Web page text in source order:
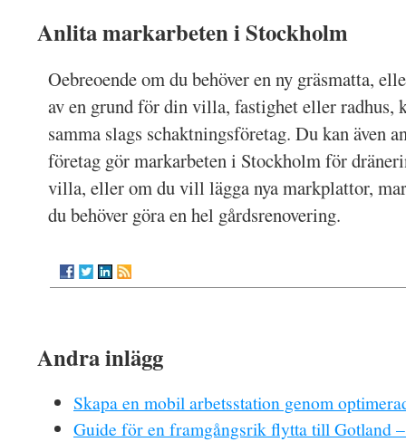
Anlita markarbeten i Stockholm
Oebreoende om du behöver en ny gräsmatta,
av en grund för din villa, fastighet eller radhus,
samma slags schaktningsföretag. Du kan även
företag gör markarbeten i Stockholm för
villa, eller om du vill lägga nya markplattor,
du behöver göra en hel gårdsrenovering.
Andra inlägg
Skapa en mobil arbetsstation genom
Guide för en framgångsrik flytta till Gotland